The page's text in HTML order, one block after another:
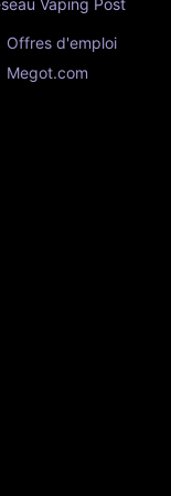
Vaping Post
Offres d'emploi
Megot.com